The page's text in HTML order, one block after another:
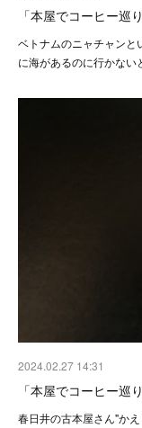
「本屋でコーヒー巡
ベトナムのニャチャンと
に海があるのに行かな
2024.02.27 14:31
「本屋でコーヒー巡
春日井の古本屋さん"か